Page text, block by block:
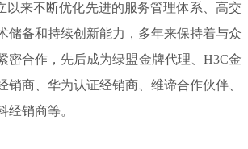
来不断优化先进的服务管理体系、高交
储备和持续创新能力，多年来保持着与众
密合作，先后成为绿盟金牌代理、H3C金
销商、华为认证经销商、维谛合作伙伴、
经销商等。